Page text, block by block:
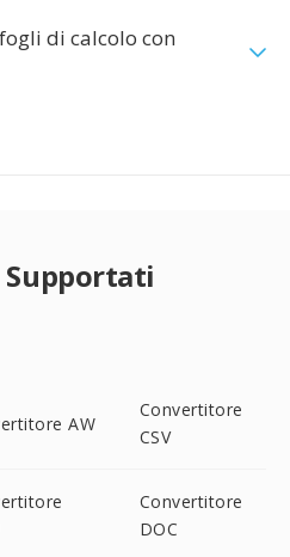
di calcolo con
AW
Convertitore
CSV
Convertitore
DOC